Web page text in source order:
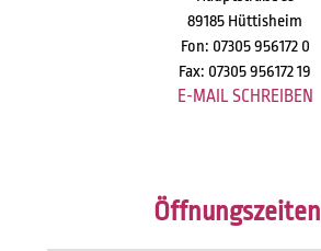
89185 Hüttisheim
Fon: 07305 956172 0
Fax: 07305 956172 19
E-MAIL SCHREIBEN
Öffnungszeiten